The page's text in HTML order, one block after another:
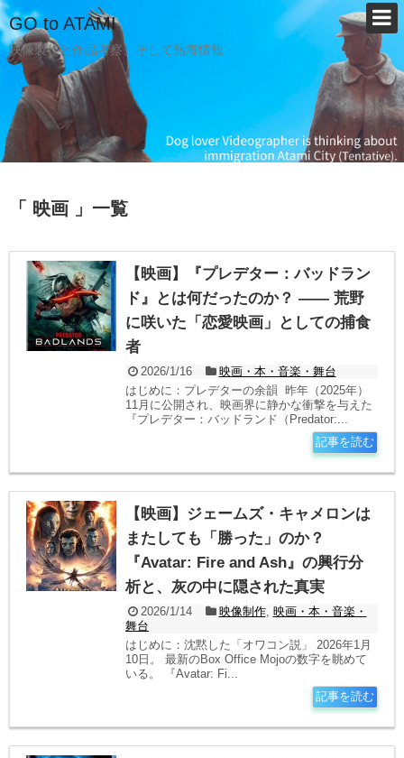
GO to ATAMI
映像製作と作品考察、そして熱海情報
「 映画 」一覧
【映画】『プレデター：バッドラン
ド』とは何だったのか？ —— 荒野
に咲いた「恋愛映画」としての捕食
者
2026/1/16
映画・本・音楽・舞台
はじめに：プレデターの余韻 昨年（2025年）
11月に公開され、映画界に静かな衝撃を与えた
『プレデター：バッドランド（Predator:...
記事を読む
【映画】ジェームズ・キャメロンは
またしても「勝った」のか？
『Avatar: Fire and Ash』の興行分
析と、灰の中に隠された真実
2026/1/14 映像制作, 映画・本・音楽・
舞台
はじめに：沈黙した「オワコン説」 2026年1月
10日。 最新のBox Office Mojoの数字を眺めて
いる。 『Avatar: Fi...
記事を読む